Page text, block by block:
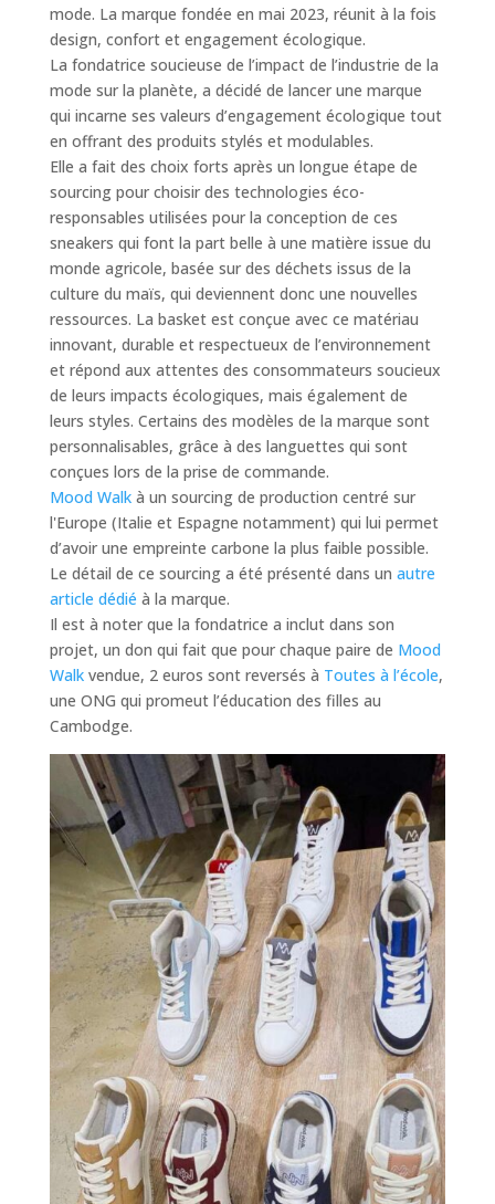
mode. La marque fondée en mai 2023, réunit à la fois
design, confort et engagement écologique.
La fondatrice soucieuse de l’impact de l’industrie de la
mode sur la planète, a décidé de lancer une marque
qui incarne ses valeurs d’engagement écologique tout
en offrant des produits stylés et modulables.
Elle a fait des choix forts après un longue étape de
sourcing pour choisir des technologies éco-
responsables utilisées pour la conception de ces
sneakers qui font la part belle à une matière issue du
monde agricole, basée sur des déchets issus de la
culture du maïs, qui deviennent donc une nouvelles
ressources. La basket est conçue avec ce matériau
innovant, durable et respectueux de l’environnement
et répond aux attentes des consommateurs soucieux
de leurs impacts écologiques, mais également de
leurs styles. Certains des modèles de la marque sont
personnalisables, grâce à des languettes qui sont
conçues lors de la prise de commande.
Mood Walk à un sourcing de production centré sur
l'Europe (Italie et Espagne notamment) qui lui permet
d’avoir une empreinte carbone la plus faible possible.
Le détail de ce sourcing a été présenté dans un autre
article dédié à la marque.
Il est à noter que la fondatrice a inclut dans son
projet, un don qui fait que pour chaque paire de Mood
Walkvendue, 2 euros sont reversés à Toutes à l’école,
une ONG qui promeut l’éducation des filles au
Cambodge.